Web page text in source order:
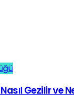
Gezilir ve